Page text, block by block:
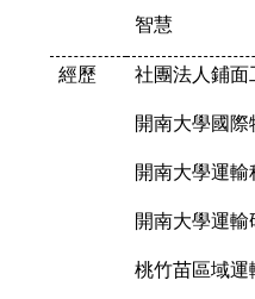
國際合作
從起飛到落地D&A
學生職涯發展
智慧
經歷 社團法人鋪面
開南大學國
開南大學運
開南大學運
桃竹苗區域運